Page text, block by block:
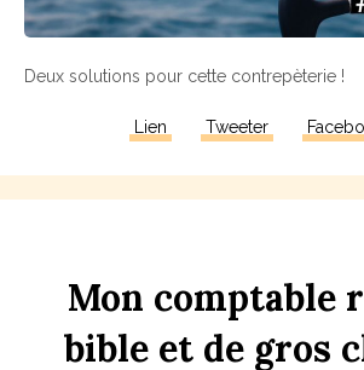
Deux solutions pour cette contrepèterie !
Lien Tweeter
Mon comptable
bible et de gros